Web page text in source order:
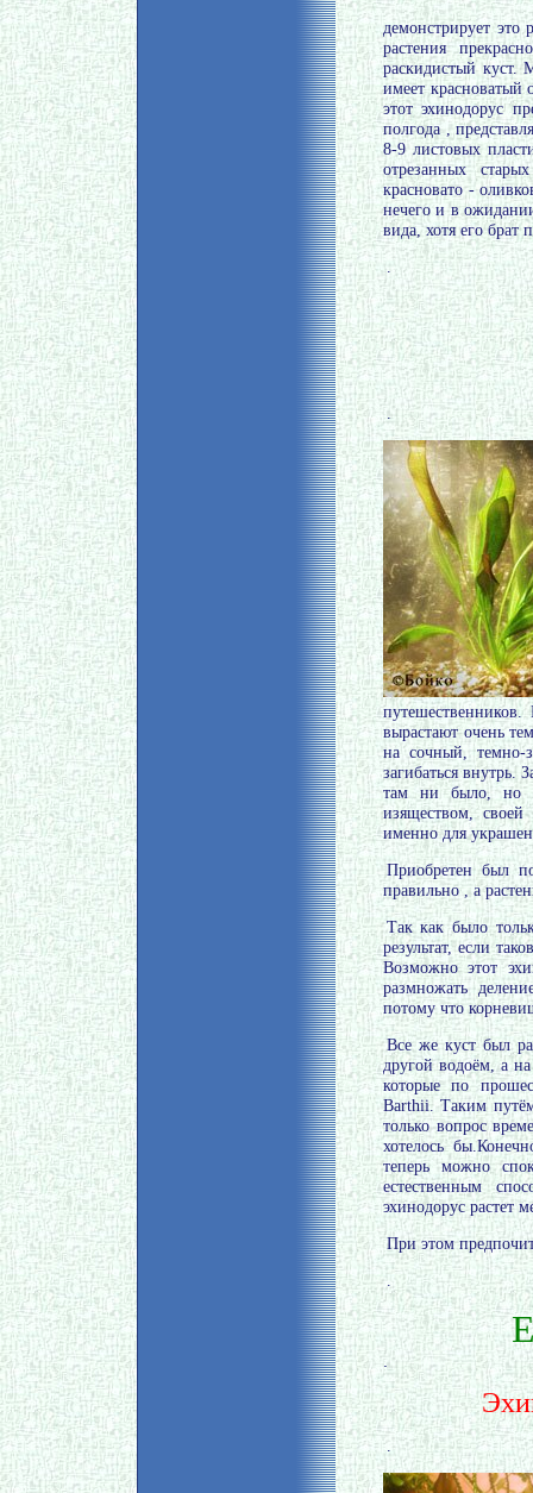
демонстрирует это
растения
раскидистый куст.
имеет красноватый
этот эхинодорус
полгода ,
8-9 листовых
отрезанных
красновато -
нечего и в
вида, хотя его брат
.
.
вырастают очень
на сочный, темно-
загибаться внутрь.
там ни было, но
изяществом,
именно для
Приобретен был
правильно , а
Так как было
результат, если
Возможно этот
размножать
потому что
Все же куст был
другой водоём, а на
которые по
Barthii. Таким
только вопрос
хотелось
теперь можно
естественным
эхинодорус растет
При этом
.
.
.